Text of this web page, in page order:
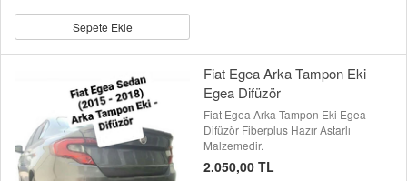
Sepete Ekle
Fiat Egea Arka Tampon Eki
Egea Difüzör
Fiat Egea Arka Tampon Eki Egea
Difüzör Fiberplus Hazır Astarlı
Malzemedir.
2.050,00 TL